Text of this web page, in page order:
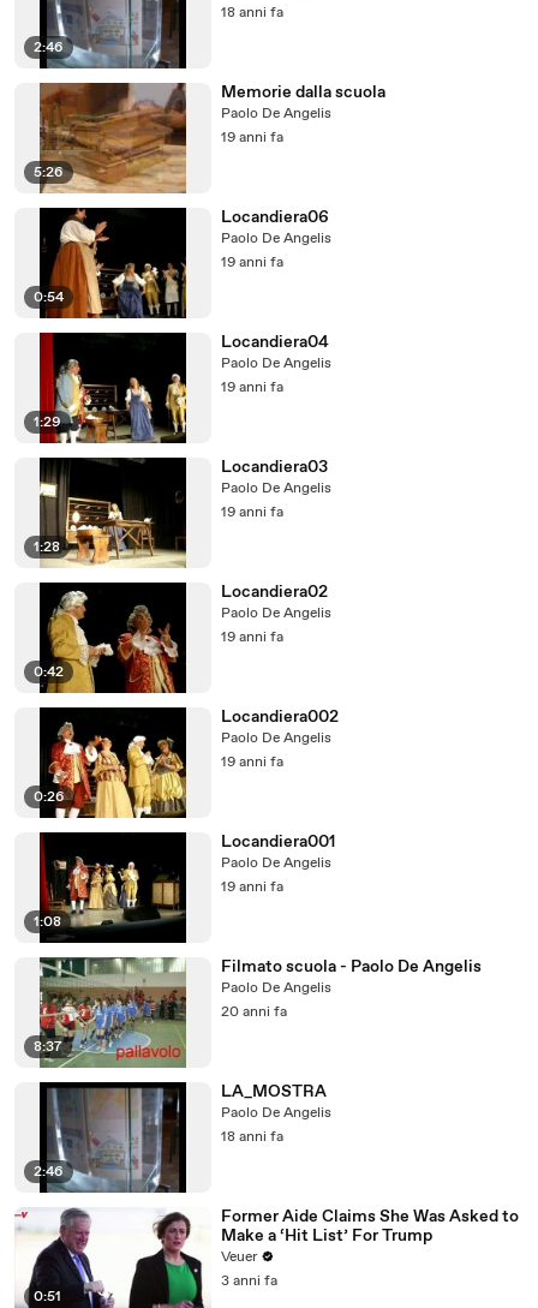
2:46
18 anni fa
5:26
Memorie dalla scuola
Paolo De Angelis
19 anni fa
0:54
Locandiera06
Paolo De Angelis
19 anni fa
1:29
Locandiera04
Paolo De Angelis
19 anni fa
1:28
Locandiera03
Paolo De Angelis
19 anni fa
0:42
Locandiera02
Paolo De Angelis
19 anni fa
0:26
Locandiera002
Paolo De Angelis
19 anni fa
1:08
Locandiera001
Paolo De Angelis
19 anni fa
8:37
Filmato scuola - Paolo De Angelis
Paolo De Angelis
20 anni fa
2:46
LA_MOSTRA
Paolo De Angelis
18 anni fa
0:51
Former Aide Claims She Was Asked to
Make a ‘Hit List’ For Trump
Veuer
3 anni fa